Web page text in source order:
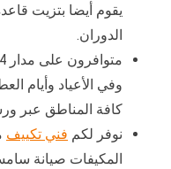
يقوم أيضا بتزيت
الدوران.
وفي الأعياد وأيام
كافة المناطق عبر
نوفر لكم فني تكييف
المكيفات صيانة